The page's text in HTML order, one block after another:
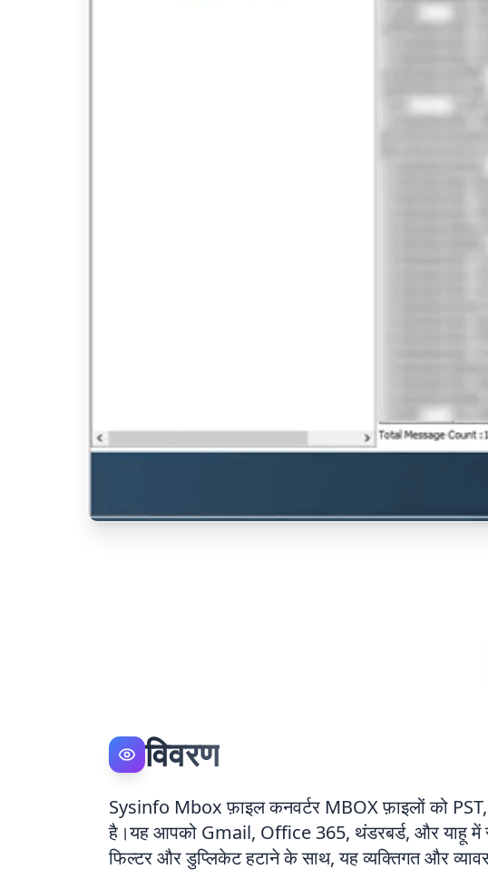
विवरण
Sysinfo Mbox फ़ाइल कनवर्टर MBOX फ़ाइलों को
है।यह आपको Gmail, Office 365, थंडरबर्ड, और याहू में
फिल्टर और डुप्लिकेट हटाने के साथ, यह व्यक्तिगत और